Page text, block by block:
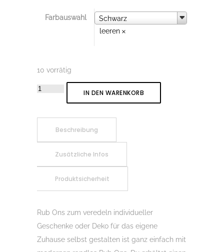
Farbauswahl Schwarz
Farbauswahl
leeren
10 vorrätig
Rub-
krachen
Rubon,
Rubbelsticker,
für
Glas,
Holz,
IN DEN WARENKORB
Beschreibung
Zusätzliche Infos
Produktsicherheit
Rub Ons zum veredeln individueller
Geschenke oder Deko für das eigene
Zuhause selbst gestalten ist ganz einfach mit